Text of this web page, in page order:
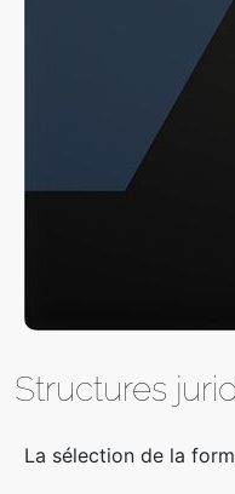
Structures
La sélection de la